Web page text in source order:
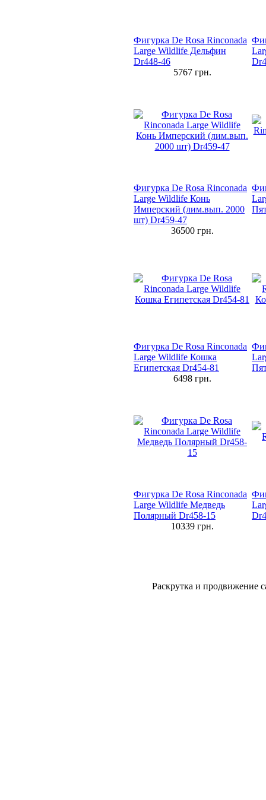
Фигурка De Rosa Rinconada
Large Wildlife Дельфин
Dr448-46
5767грн.
Фигурка De Rosa Rinconada
Large Wildlife Конь
Имперский (лим.вып. 2000
шт) Dr459-47
36500грн.
Фигурка De Rosa Rinconada
Large Wildlife Кошка
Египетская Dr454-81
6498грн.
Фигурка De Rosa Rinconada
Large Wildlife Медведь
Полярный Dr458-15
10339грн.
Раскрутка и продвижение